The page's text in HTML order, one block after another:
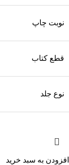
نوبت چاپ
قطع کتاب
نوع جلد
افزودن به سبد خرید